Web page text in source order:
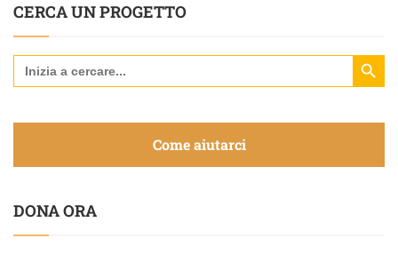
CERCA UN PROGETTO
Search
for:
Search
Come aiutarci
DONA ORA